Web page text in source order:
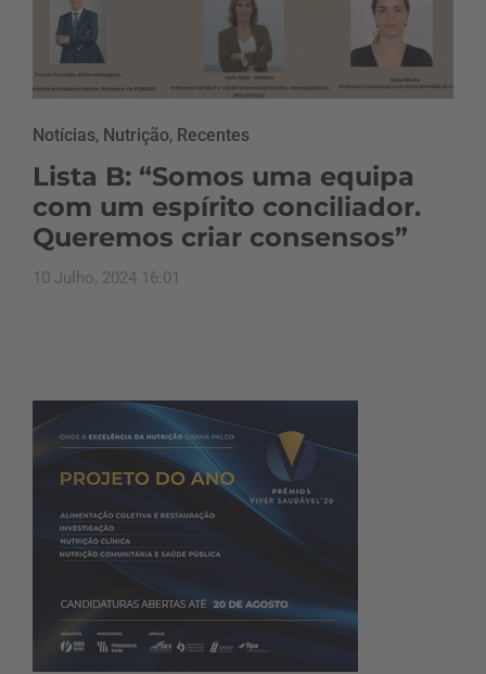
Notícias, Nutrição, Recentes
Lista B: “Somos uma equipa
com um espírito conciliador.
Queremos criar consensos”
10 Julho, 2024 16:01